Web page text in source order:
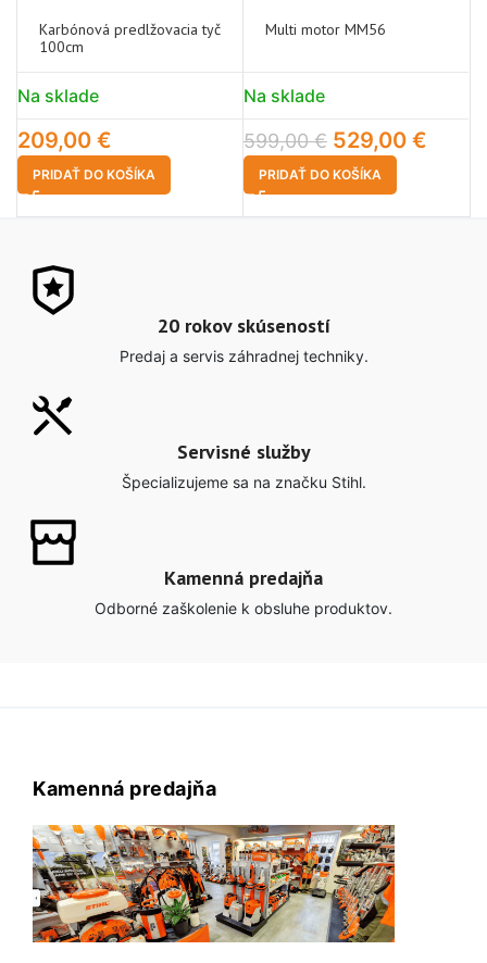
Karbónová predlžovacia tyč
100cm
Na sklade
209,00 €
PRIDAŤ DO KOŠÍKA
Multi motor MM56
Na sklade
599,00€ 529,00 €
PRIDAŤ DO KOŠÍKA
20 rokov skúseností
Predaj a servis záhradnej techniky.
Servisné služby
Špecializujeme sa na značku Stihl.
Kamenná predajňa
Odborné zaškolenie k obsluhe produktov.
Kamenná predajňa